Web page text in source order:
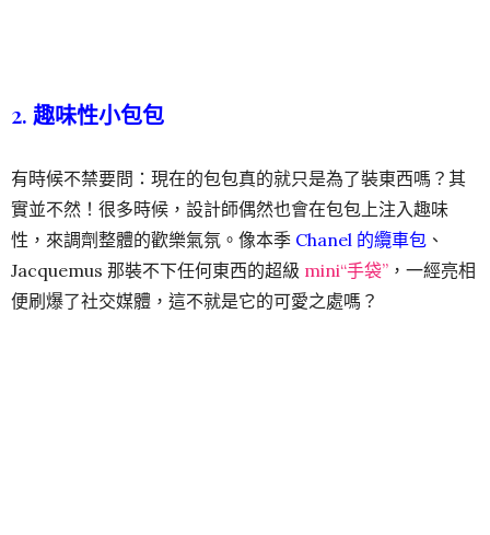
2. 趣味性小包包
有時候不禁要問：現在的包包真的就只是為了裝東西嗎？其
實並不然！很多時候，設計師偶然也會在包包上注入趣味
性，來調劑整體的歡樂氣氛。像本季 Chanel 的纜車包 、
Jacquemus 那裝不下任何東西的超級 mini“手袋” ，一經亮相
便刷爆了社交媒體，這不就是它的可愛之處嗎？